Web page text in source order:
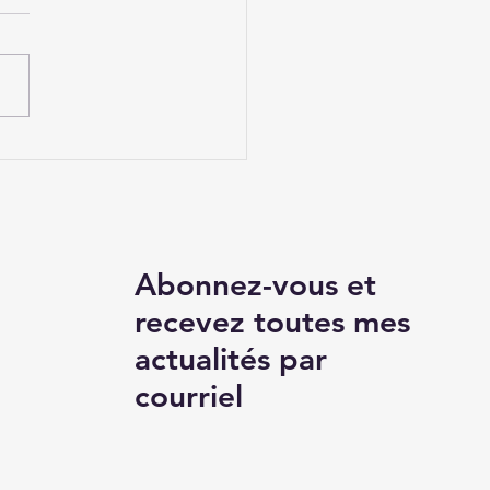
Abonnez-vous et
recevez toutes mes
actualités par
courriel